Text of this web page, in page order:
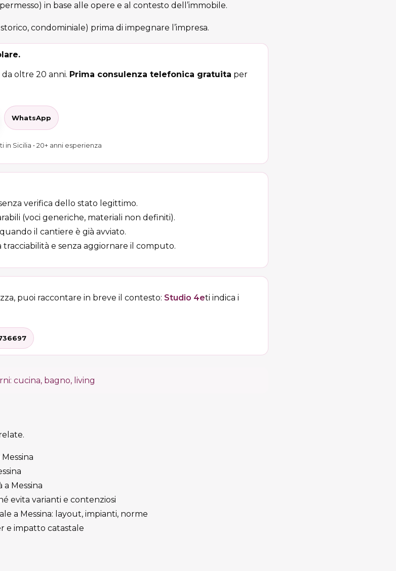
in base alle opere e al contesto dell’immobile.
condominiale) prima di impegnare l’impresa.
oltre 20 anni. Prima consulenza telefonica gratuita per
WhatsApp
in Sicilia • 20+ anni esperienza
verifica dello stato legittimo.
(voci generiche, materiali non definiti).
il cantiere è già avviato.
tracciabilità e senza aggiornare il computo.
puoi raccontare in breve il contesto: Studio 4eti indica i
cucina, bagno, living
Messina
evita varianti e contenziosi
a Messina: layout, impianti, norme
e impatto catastale